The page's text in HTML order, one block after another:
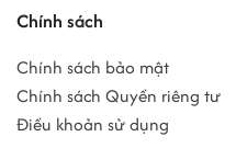
Chính sách
Chính sách bảo mật
Chính sách Quyền riêng tư
Điều khoản sử dụng